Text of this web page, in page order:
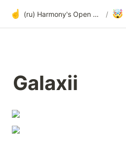
☝️ (ru) Harmony's Open Development / 🤯
Galaxii